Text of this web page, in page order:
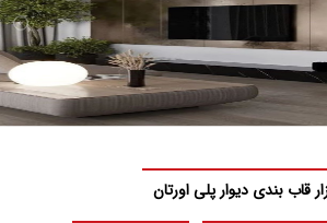
قاب بندی دیوار پلی اورتان